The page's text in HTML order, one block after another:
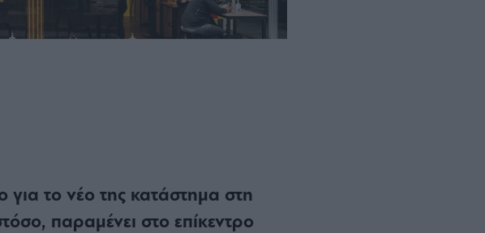
το νέο της κατάστημα στη
παραμένει στο επίκεντρο